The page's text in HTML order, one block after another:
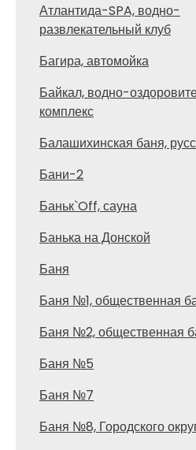
Атлантида-SPA, водно-
развлекательный клуб
Багира, автомойка
Байкал, водно-
комплекс
Балашихинская баня,
Бани-2
Баньк`Off, сауна
Банька на Донской
Баня
Баня №1, общественная
Баня №2, общественная
Баня №5
Баня №7
Баня №8, Городского